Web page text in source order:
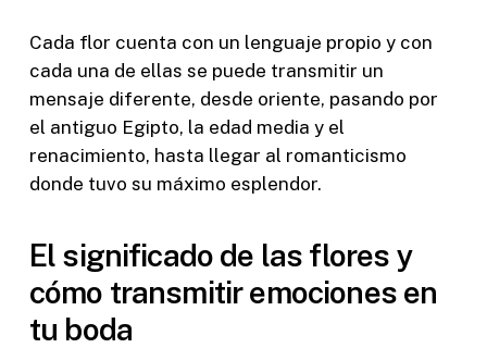
Cada flor cuenta con un lenguaje propio y con
cada una de ellas se puede transmitir un
mensaje diferente, desde oriente, pasando por
el antiguo Egipto, la edad media y el
renacimiento, hasta llegar al romanticismo
donde tuvo su máximo esplendor.
El significado de las flores y
cómo transmitir emociones en
tu boda